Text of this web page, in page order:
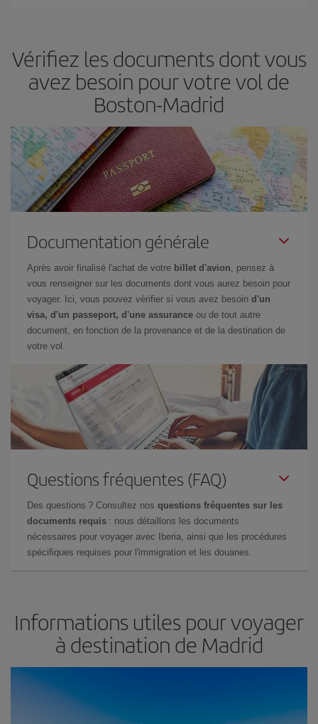
billets, plus vous bénéficiez de prix économiques. De plus, en
restant flexible sur les dates et les horaires de vol lors de votre
recherche, vous pourrezchoisir le prix le plus économique.
Vérifiez les documents dont vous
avez besoin pour votre vol de
Boston-Madrid
Documentation générale
Après avoir finalisé l'achat de votre billet d'avion, pensez à
vous renseigner sur les documents dont vous aurez besoin pour
voyager. Ici, vous pouvez vérifier si vous avez besoin d'un
visa, d'un passeport, d'une assurance ou de tout autre
document, en fonction de la provenance et de la destination de
votre vol.
Questions fréquentes (FAQ)
Des questions ? Consultez nos questions fréquentes sur les
documents requis : nous détaillons les documents
nécessaires pour voyager avec Iberia, ainsi que les procédures
spécifiques requises pour l'immigration et les douanes.
Informations utiles pour voyager
à destination de Madrid